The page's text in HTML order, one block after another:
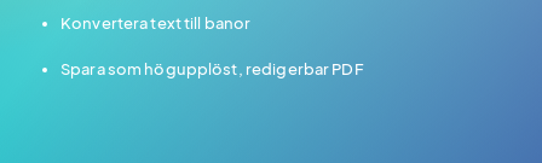
Konvertera text till banor
Spara som högupplöst, redigerbar PDF